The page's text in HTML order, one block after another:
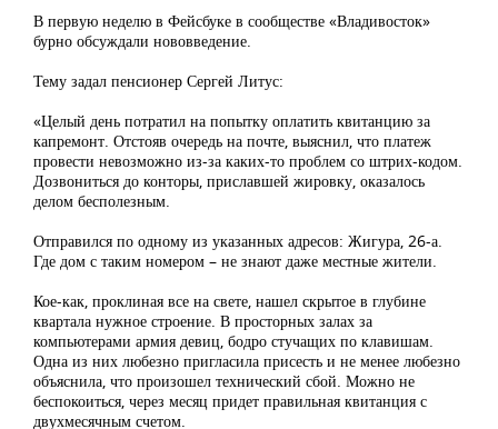
В первую неделю в Фейсбуке в сообществе «Владивосток»
бурно обсуждали нововведение.
Тему задал пенсионер Сергей Литус:
«Целый день потратил на попытку оплатить квитанцию за
капремонт. Отстояв очередь на почте, выяснил, что платеж
провести невозможно из-за каких-то проблем со штрих-кодом.
Дозвониться до конторы, приславшей жировку, оказалось
делом бесполезным.
Отправился по одному из указанных адресов: Жигура, 26-а.
Где дом с таким номером – не знают даже местные жители.
Кое-как, проклиная все на свете, нашел скрытое в глубине
квартала нужное строение. В просторных залах за
компьютерами армия девиц, бодро стучащих по клавишам.
Одна из них любезно пригласила присесть и не менее любезно
объяснила, что произошел технический сбой. Можно не
беспокоиться, через месяц придет правильная квитанция с
двухмесячным счетом.